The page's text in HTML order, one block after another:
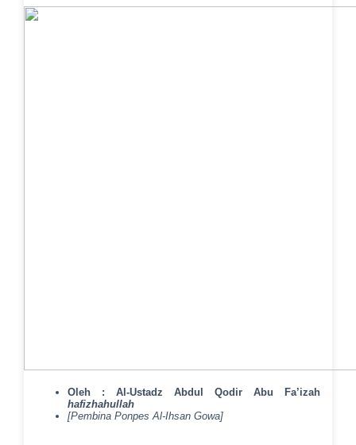
Oleh : Al-Ustadz Abdul Qodir Abu Fa’izah
hafizhahullah
[Pembina Ponpes Al-Ihsan Gowa]